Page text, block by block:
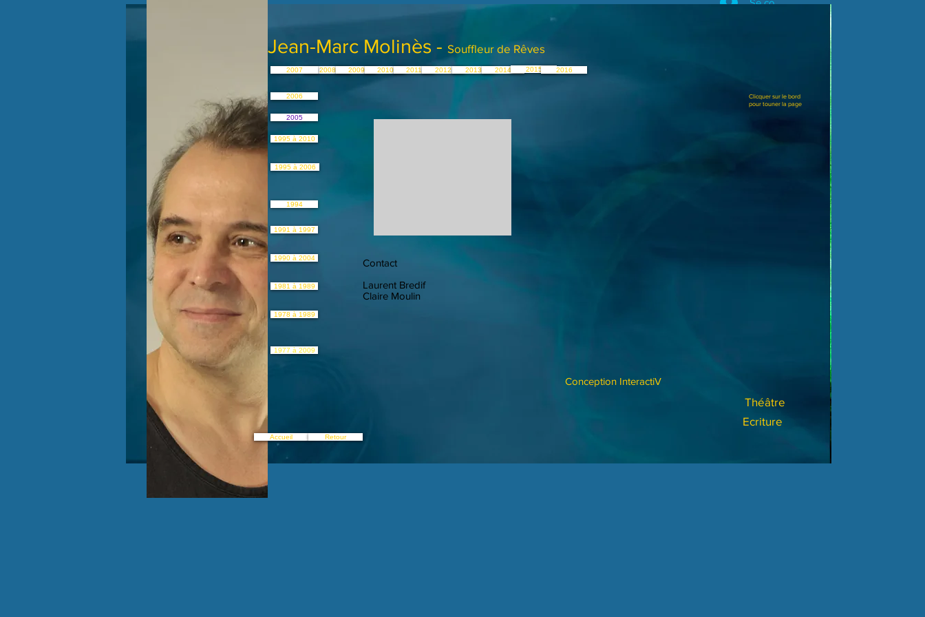
Se connecter
Jean-Marc Molinès - Souffleur de Rêves
Accueil
Clicquer sur le bord
pour touner la page
2008
2007 2009 2010 2011
Retour
Conception InteractiV
Ecriture
Théâtre
2006
2005
1981 à 1989
1995 à 2010
1994
1991 à 1997
1990 à 2004
1978 à 1989
1977 à 2009
1995 à 2006
2012 2013 2014 2015 2016
Contact
Laurent Bredif
Claire Moulin